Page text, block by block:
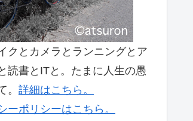
クとカメラとランニングとア
読書とITと。たまに人生の愚
。 詳細はこちら。
ーポリシーはこちら。